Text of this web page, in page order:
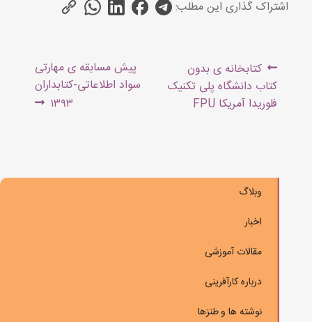
اشتراک گذاری این مطلب:
راهبری
نوشته
Previous
post:
کتابخانه ی بدون
کتاب دانشگاه پلی تکنیک
فلوریدا آمریکا FPU
Next
post:
پیش مسابقه ی مهارتی
سواد اطلاعاتی-کتابداران
۱۳۹۳
وبلاگ
اخبار
مقالات آموزشی
درباره کارآفرینی
نوشته ها و طنزها